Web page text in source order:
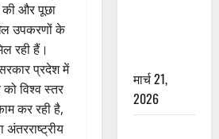
की और पूछा
उपकरणों के
रही हैं।
प्रदेश में
विश्व स्तर
कर रही है,
मार्च 21,
2026